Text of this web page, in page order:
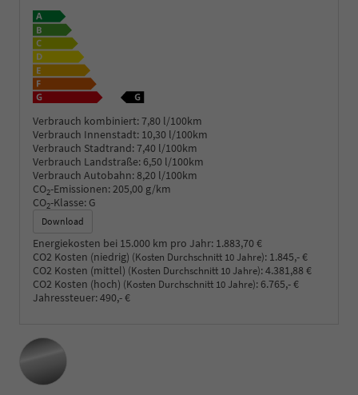
Verbrauch kombiniert:7,80 l/100km
Verbrauch Innenstadt: 10,30 l/100km
Verbrauch Stadtrand:7,40 l/100km
Verbrauch Landstraße: 6,50 l/100km
Verbrauch Autobahn:8,20 l/100km
CO2-Emissionen:205,00 g/km
CO2-Klasse: G
Download
Energiekosten bei 15.000 km pro Jahr: 1.883,70 €
CO2 Kosten (niedrig) (Kosten Durchschnitt 10 Jahre): 1.845,- €
CO2 Kosten (mittel) (Kosten Durchschnitt 10 Jahre):4.381,88 €
CO2 Kosten (hoch) (Kosten Durchschnitt 10 Jahre): 6.765,- €
Jahressteuer:490,- €